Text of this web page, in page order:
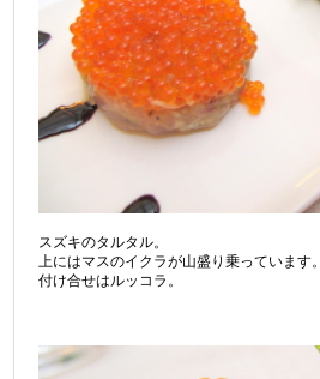
スズキのタルタル。
上にはマスのイクラが山盛り乗っています。
付け合せはルッコラ。